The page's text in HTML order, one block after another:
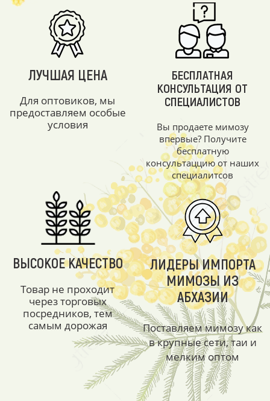
ЛУЧШАЯ ЦЕНА
Для оптовиков, мы
предоставляем особые
условия
БЕСПЛАТНАЯ
КОНСУЛЬТАЦИЯ ОТ
СПЕЦИАЛИСТОВ
Вы продаете мимозу
впервые? Получите
бесплатную
консультаццию от наших
специалитсов
ВЫСОКОЕ КАЧЕСТВО
Товар не проходит
через торговых
посредников, тем
самым дорожая
ЛИДЕРЫ ИМПОРТА
МИМОЗЫ ИЗ
АБХАЗИИ
Поставляем мимозу как
в крупные сети, таи и
мелким оптом